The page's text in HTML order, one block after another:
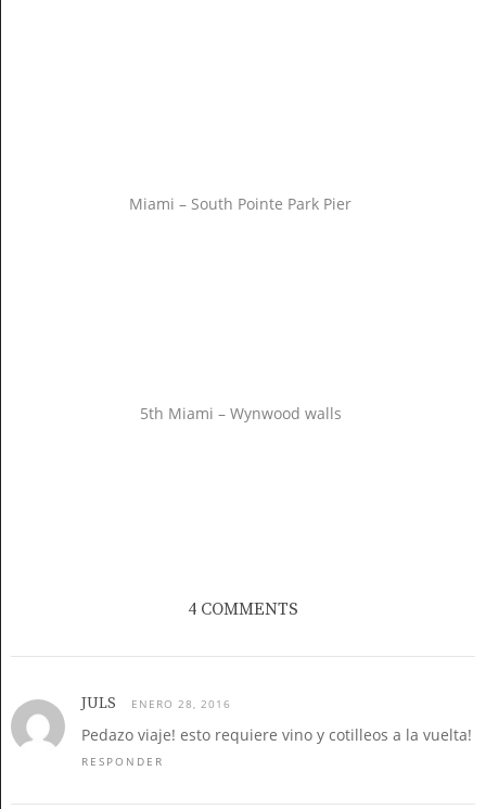
Miami – South Pointe Park Pier
5th Miami – Wynwood walls
4 COMMENTS
JULS ENERO 28, 2016
Pedazo viaje! esto requiere vino y cotilleos a la vuelta!
RESPONDER